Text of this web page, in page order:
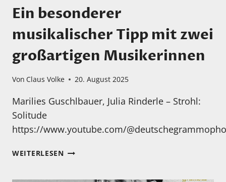
Ein besonderer
musikalischer Tipp mit zwei
großartigen Musikerinnen
Von Claus Volke 20. August 2025
Marilies Guschlbauer, Julia Rinderle – Strohl:
Solitude
https://www.youtube.com/
WEITERLESENEIN